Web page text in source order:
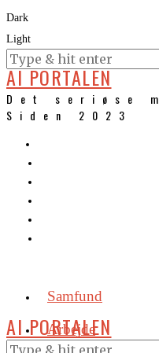
Dark
Light
KURSER
AI PORTALEN
Det seriøse
Siden 2023
Samfund
Arbejde
AI PORTALEN